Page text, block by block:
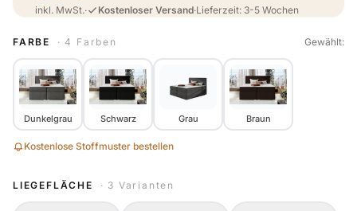
inkl. MwSt.· Kostenloser Versand·Lieferzeit: 3-5 Wochen
FARBE · 4 Farben Gewählt:
Dunkelgrau Schwarz Grau Braun
Kostenlose Stoffmuster bestellen
LIEGEFLÄCHE · 3 Varianten